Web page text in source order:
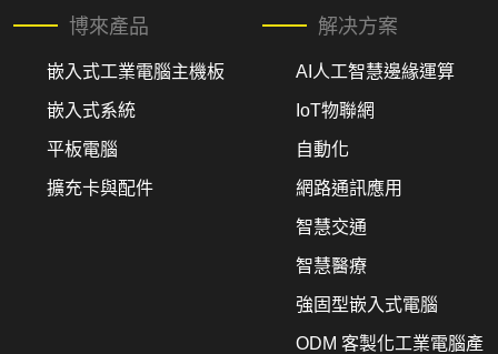
博來產品
嵌入式工業電腦主機板
嵌入式系統
平板電腦
擴充卡與配件
解决方案
AI人工智慧邊緣運算
IoT物聯網
自動化
網路通訊應用
智慧交通
智慧醫療
強固型嵌入式電腦
ODM 客製化工業電腦產